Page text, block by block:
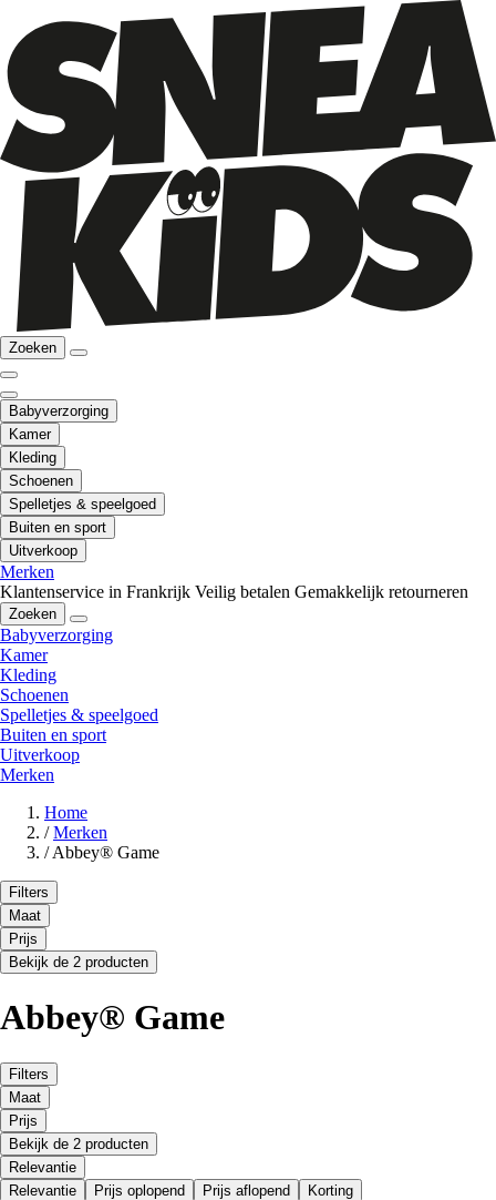
Zoeken
Babyverzorging
Kamer
Kleding
Schoenen
Spelletjes & speelgoed
Buiten en sport
Uitverkoop
Merken
Klantenservice in Frankrijk Veilig betalen Gemakkelijk retourneren
Zoeken
Babyverzorging
Kamer
Kleding
Schoenen
Spelletjes & speelgoed
Buiten en sport
Uitverkoop
Merken
Home
/ Merken
/ Abbey® Game
Filters
Maat
Prijs
Bekijk de 2 producten
Abbey® Game
Filters
Maat
Prijs
Bekijk de 2 producten
Relevantie
Relevantie
Prijs oplopend Prijs aflopend Korting